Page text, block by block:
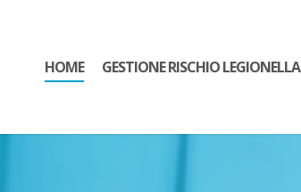
HOME GESTIONE RISCHIO LEGIONELLA